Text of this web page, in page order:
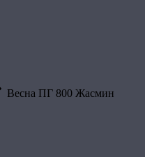
Весна ПГ 800 Жасмин